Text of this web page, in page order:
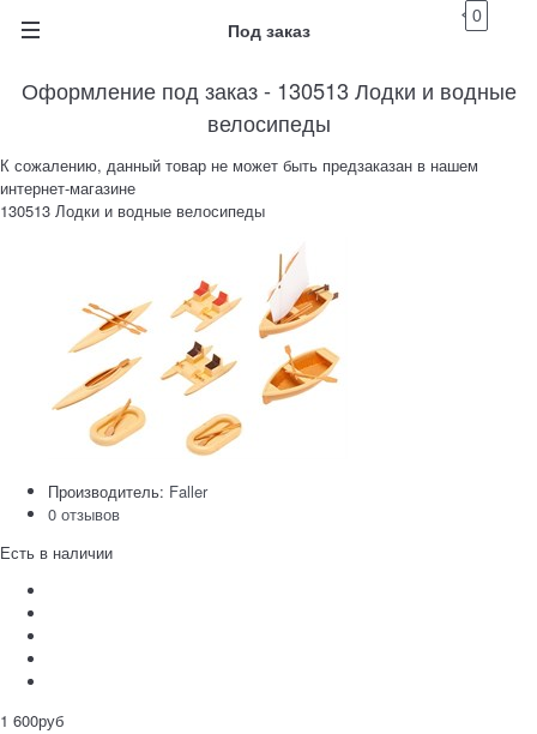
Под заказ
0
Оформление под заказ - 130513 Лодки и водные
велосипеды
К сожалению, данный товар не может быть предзаказан в нашем
интернет-магазине
130513 Лодки и водные велосипеды
Производитель: Faller
0 отзывов
Есть в наличии
1 600руб